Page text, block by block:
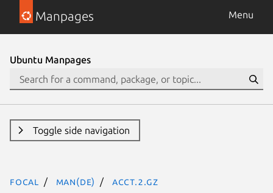
Manpages Menu
Ubuntu Manpages
Toggle side navigation
focal man(de) acct.2.gz